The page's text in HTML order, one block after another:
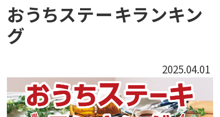
おうちステーキランキン
グ
2025.04.01